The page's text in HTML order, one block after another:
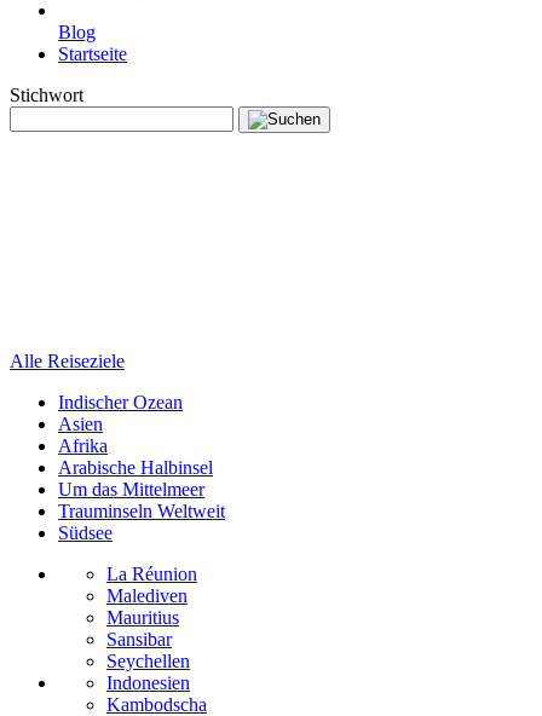
Blog
Startseite
Stichwort
Alle Reiseziele
Indischer Ozean
Asien
Afrika
Arabische Halbinsel
Um das Mittelmeer
Trauminseln Weltweit
Südsee
La Réunion
Malediven
Mauritius
Sansibar
Seychellen
Indonesien
Kambodscha